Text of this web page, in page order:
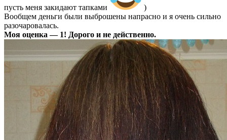
пусть меня закидают тапками
)
Вообщем деньги были выброшены напрасно и я очень сильно
разочаровалась.
Моя оценка — 1! Дорого и не действенно.